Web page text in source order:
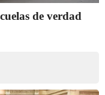
de verdad